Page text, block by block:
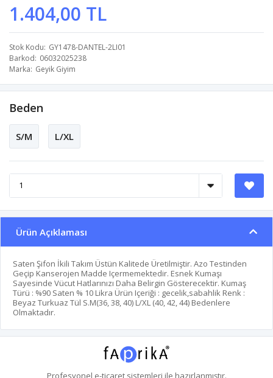
1.404,00 TL
Stok Kodu GY1478-DANTEL-2LI01
Barkod 06032025238
Marka Geyik Giyim
Beden
S/M L/XL
Ürün Açıklaması
Saten Şifon İkili Takım Üstün Kalitede Üretilmiştir. Azo Testinden
Geçip Kanserojen Madde Içermemektedir. Esnek Kumaşı
Sayesinde Vücut Hatlarınızı Daha Belirgin Gösterecektir. Kumaş
Türü : %90 Saten % 10 Likra Ürün Içeriği : gecelik,sabahlik Renk :
Beyaz Turkuaz Tül S.M(36, 38, 40) L/XL (40, 42, 44) Bedenlere
Olmaktadır.
Profesyonel e-ticaretsistemleri ile hazırlanmıştır.